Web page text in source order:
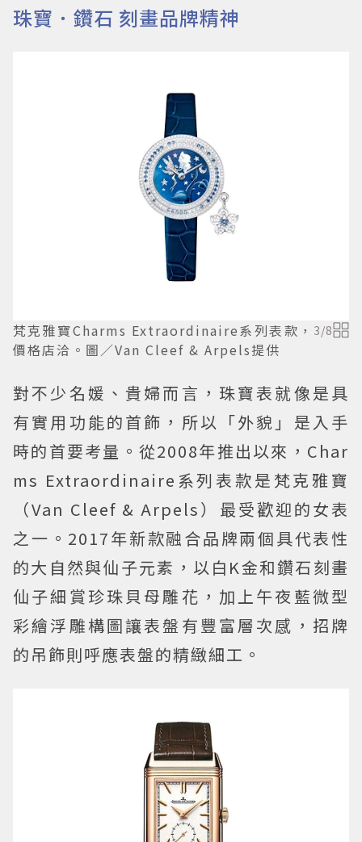
珠寶．鑽石 刻畫品牌精神
梵克雅寶Charms Extraordinaire系列表款，
價格店洽。圖／Van Cleef & Arpels提供
3/8
對不少名媛、貴婦而言，珠寶表就像是具
有實用功能的首飾，所以「外貌」是入手
時的首要考量。從2008年推出以來，Char
ms Extraordinaire系列表款是梵克雅寶
（Van Cleef & Arpels）最受歡迎的女表
之一。2017年新款融合品牌兩個具代表性
的大自然與仙子元素，以白K金和鑽石刻畫
仙子細賞珍珠貝母雕花，加上午夜藍微型
彩繪浮雕構圖讓表盤有豐富層次感，招牌
的吊飾則呼應表盤的精緻細工。